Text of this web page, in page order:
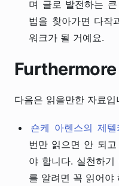
며 글로 발전하는
법을 찾아가면 다작
워크가 될 거예요.
Furthermore
다음은 읽을만한 자료입
숀케 아렌스의 제텔
번만 읽으면 안 되
야 합니다. 실천하
를 알려면 꼭 읽어야